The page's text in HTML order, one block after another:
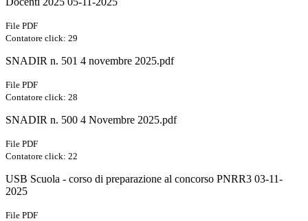
File PDF
Contatore click: 29
SNADIR n. 501 4 novembre 2025.pdf
File PDF
Contatore click: 28
SNADIR n. 500 4 Novembre 2025.pdf
File PDF
Contatore click: 22
USB Scuola - corso di preparazione al concorso PNRR3 03-11-
2025
File PDF